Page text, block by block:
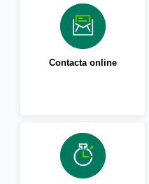
Contacta online